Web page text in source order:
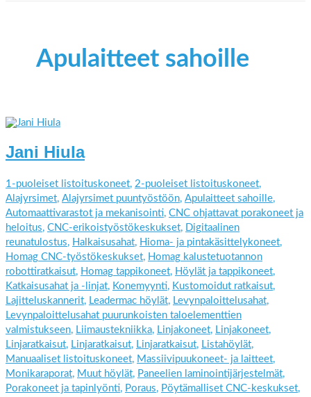
Apulaitteet sahoille
Jani Hiula
1-puoleiset listoituskoneet, 2-puoleiset listoituskoneet,
Alajyrsimet, Alajyrsimet puuntyöstöön, Apulaitteet sahoille,
Automaattivarastot ja mekanisointi, CNC ohjattavat porakoneet ja
heloitus, CNC-erikoistyöstökeskukset, Digitaalinen
reunatulostus, Halkaisusahat, Hioma- ja pintakäsittelykoneet,
Homag CNC-työstökeskukset, Homag kalustetuotannon
robottiratkaisut, Homag tappikoneet, Höylät ja tappikoneet,
Katkaisusahat ja -linjat, Konemyynti, Kustomoidut ratkaisut,
Lajitteluskannerit, Leadermac höylät, Levynpaloittelusahat,
Levynpaloittelusahat puurunkoisten taloelementtien
valmistukseen, Liimaustekniikka, Linjakoneet, Linjakoneet,
Linjaratkaisut, Linjaratkaisut, Linjaratkaisut, Listahöylät,
Manuaaliset listoituskoneet, Massiivipuukoneet- ja laitteet,
Monikaraporat, Muut höylät, Paneelien laminointijärjestelmät,
Porakoneet ja tapinlyönti, Poraus, Pöytämalliset CNC-keskukset,